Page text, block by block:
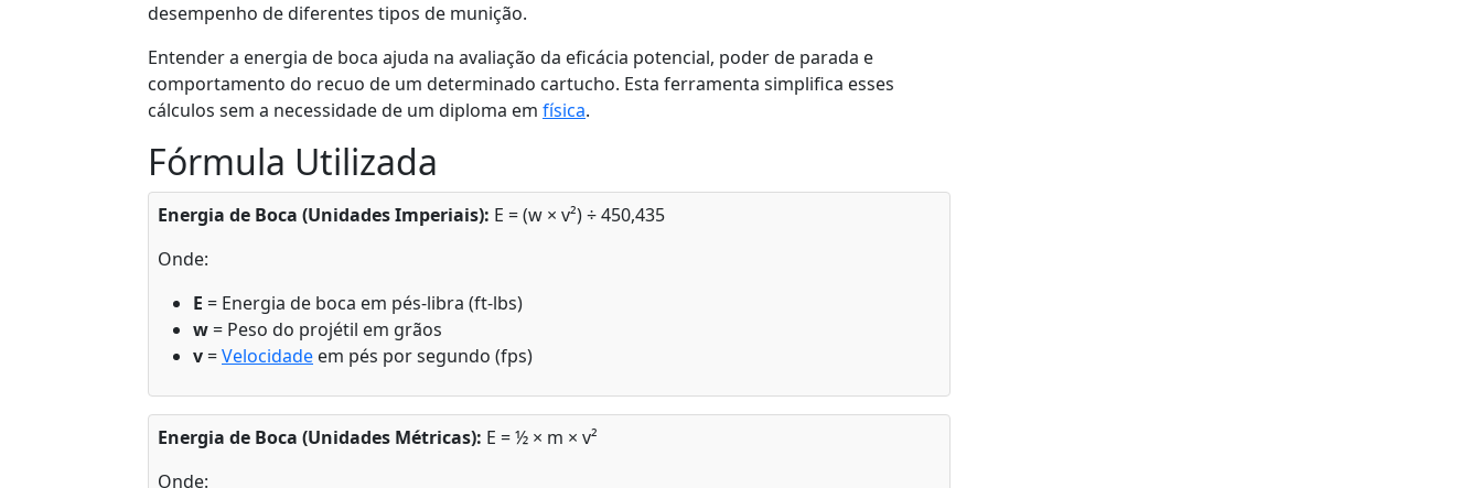
desempenho de diferentes tipos de munição.
Entender a energia de boca ajuda na avaliação da eficácia potencial, poder de parada e
comportamento do recuo de um determinado cartucho. Esta ferramenta simplifica esses
cálculos sem a necessidade de um diploma em física.
Fórmula Utilizada
Energia de Boca (Unidades Imperiais): E = (w × v²) ÷ 450,435
Onde:
E = Energia de boca em pés-libra (ft-lbs)
w= Peso do projétil em grãos
v=Velocidade em pés por segundo (fps)
Energia de Boca (Unidades Métricas): E = ½ × m × v²
Onde: